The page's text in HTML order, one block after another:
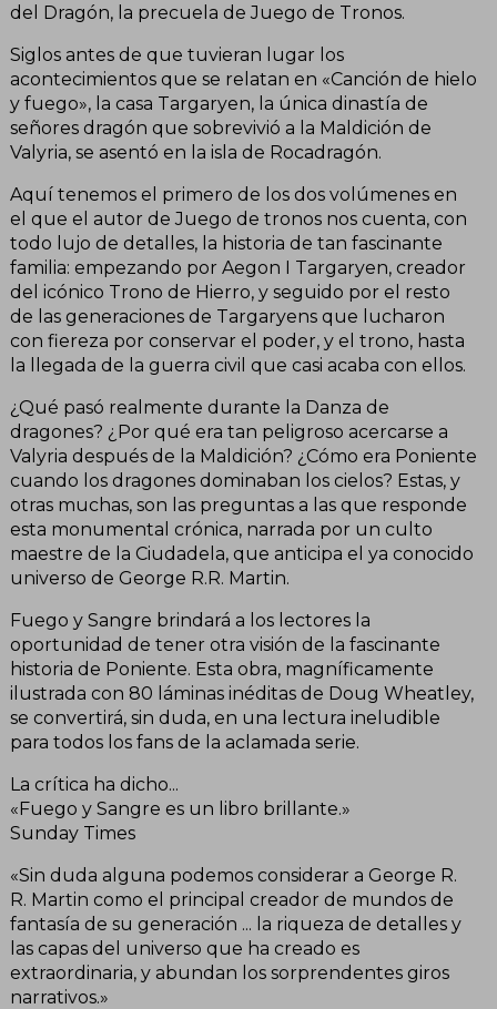
del Dragón, la precuela de Juego de Tronos.
Siglos antes de que tuvieran lugar los
acontecimientos que se relatan en «Canción de hielo
y fuego», la casa Targaryen, la única dinastía de
señores dragón que sobrevivió a la Maldición de
Valyria, se asentó en la isla de Rocadragón.
Aquí tenemos el primero de los dos volúmenes en
el que el autor de Juego de tronos nos cuenta, con
todo lujo de detalles, la historia de tan fascinante
familia: empezando por Aegon I Targaryen, creador
del icónico Trono de Hierro, y seguido por el resto
de las generaciones de Targaryens que lucharon
con fiereza por conservar el poder, y el trono, hasta
la llegada de la guerra civil que casi acaba con ellos.
¿Qué pasó realmente durante la Danza de
dragones? ¿Por qué era tan peligroso acercarse a
Valyria después de la Maldición? ¿Cómo era Poniente
cuando los dragones dominaban los cielos? Estas, y
otras muchas, son las preguntas a las que responde
esta monumental crónica, narrada por un culto
maestre de la Ciudadela, que anticipa el ya conocido
universo de George R.R. Martin.
Fuego y Sangre brindará a los lectores la
oportunidad de tener otra visión de la fascinante
historia de Poniente. Esta obra, magníficamente
ilustrada con 80 láminas inéditas de Doug Wheatley,
se convertirá, sin duda, en una lectura ineludible
para todos los fans de la aclamada serie.
La crítica ha dicho...
«Fuego y Sangre es un libro brillante.»
Sunday Times
«Sin duda alguna podemos considerar a George R.
R. Martin como el principal creador de mundos de
fantasía de su generación ... la riqueza de detalles y
las capas del universo que ha creado es
extraordinaria, y abundan los sorprendentes giros
narrativos.»